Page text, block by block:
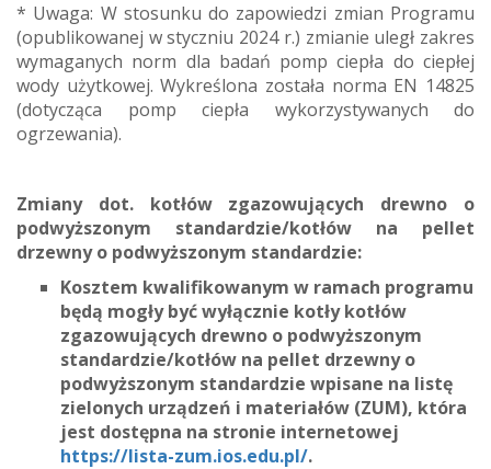
* Uwaga: W stosunku do zapowiedzi zmian Programu
(opublikowanej w styczniu 2024 r.) zmianie uległ zakres
wymaganych norm dla badań pomp ciepła do ciepłej
wody użytkowej. Wykreślona została norma EN 14825
(dotycząca pomp ciepła wykorzystywanych do
ogrzewania).
Zmiany dot. kotłów zgazowujących drewno o
podwyższonym standardzie/kotłów na pellet
drzewny o podwyższonym standardzie:
Kosztem kwalifikowanym w ramach programu
będą mogły być wyłącznie kotły kotłów
zgazowujących drewno o podwyższonym
standardzie/kotłów na pellet drzewny o
podwyższonym standardzie wpisane na listę
zielonych urządzeń i materiałów (ZUM), która
jest dostępna na stronie internetowej
https://lista-zum.ios.edu.pl/.